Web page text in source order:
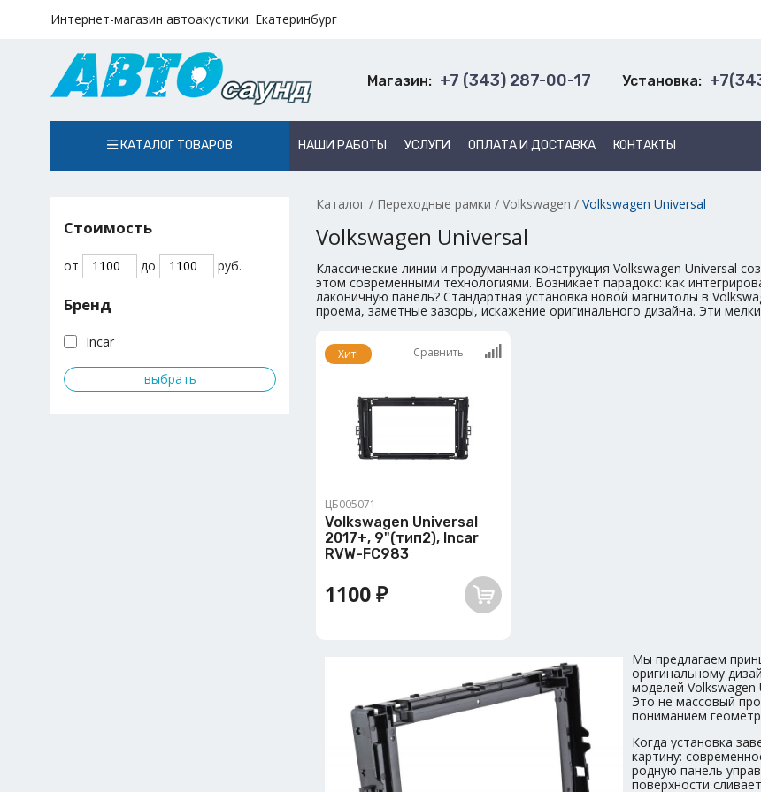
Интернет-магазин автоакустики. Екатеринбург
Магазин: +7 (343) 287-00-17 Установка:
КАТАЛОГ ТОВАРОВ НАШИ РАБОТЫ УСЛУГИ ОПЛАТА И ДОСТАВКА КОНТАКТЫ
Стоимость
от до руб.
Бренд
Incar
Каталог / Переходные рамки / Volkswagen / Volkswagen Universal
Volkswagen Universal
Классические линии и продуманная конструкция Volkswagen Universal
этом современными технологиями. Возникает парадокс: как
лаконичную панель? Стандартная установка новой магнитолы в
проема, заметные зазоры, искажение оригинального дизайна. Эти
Хит! Сравнить
ЦБ005071
Volkswagen Universal
2017+, 9"(тип2), Incar
RVW-FC983
1100 ₽
Мы предлагаем
оригинальному
моделей Volkswagen
Это не массовый
пониманием
Когда установка
картину:
родную панель
поверхности